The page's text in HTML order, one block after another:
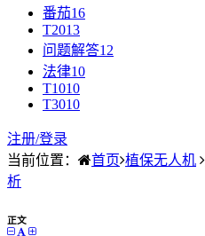
番茄16
T2013
问题解答12
法律10
T1010
T3010
注册/登录
当前位置：
首页 植保无人机
析
正文